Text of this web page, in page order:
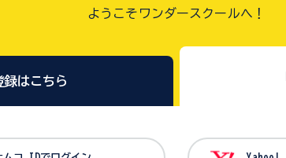
ようこそワンダースクールへ！
録はこちら